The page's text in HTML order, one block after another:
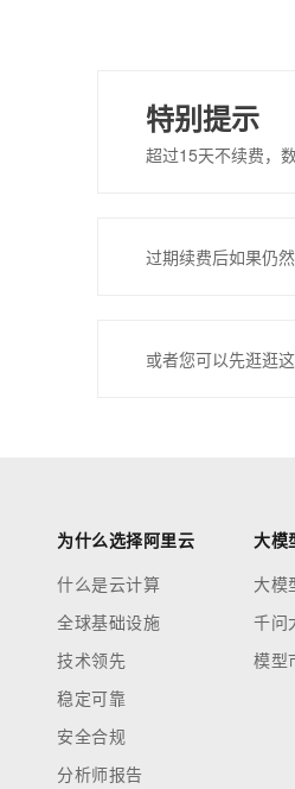
特别提示
超过15天不续费，
过期续费后如果仍
或者您可以先逛逛